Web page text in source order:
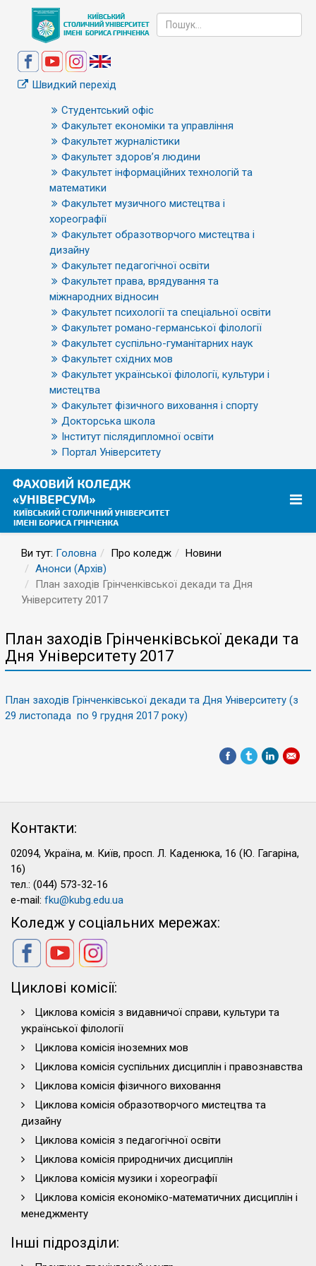
Швидкий перехід
Студентський офіс
Факультет економіки та управління
Факультет журналістики
Факультет здоров’я людини
Факультет інформаційних технологій та
математики
Факультет музичного мистецтва і
хореографії
Факультет образотворчого мистецтва і
дизайну
Факультет педагогічної освіти
Факультет права, врядування та
міжнародних відносин
Факультет психології та спеціальної освіти
Факультет романо-германської філології
Факультет суспільно-гуманітарних наук
Факультет східних мов
Факультет української філології, культури і
мистецтва
Факультет фізичного виховання і спорту
Докторська школа
Інститут післядипломної освіти
Портал Університету
Ви тут: Головна Про коледж
Новини
Анонси (Архів)
План заходів Грінченківської декади та Дня
Університету 2017
План заходів Грінченківської декади та
Дня Університету 2017
План заходів Грінченківської декади та Дня Університету (з
29 листопада по 9 грудня 2017 року)
Контакти:
02094, Україна, м. Київ, просп. Л. Каденюка, 16 (Ю. Гагаріна,
16)
тел.: (044) 573-32-16
e-mail: fku@kubg.edu.ua
Коледж у соціальних мережах:
Циклові комісії:
Циклова комісія з видавничої справи, культури та
української філології
Циклова комісія іноземних мов
Циклова комісія суспільних дисциплін і правознавства
Циклова комісія фізичного виховання
Циклова комісія образотворчого мистецтва та
дизайну
Циклова комісія з педагогічної освіти
Циклова комісія природничих дисциплін
Циклова комісія музики і хореографії
Циклова комісія економіко-математичних дисциплін і
менеджменту
Інші підрозділи: